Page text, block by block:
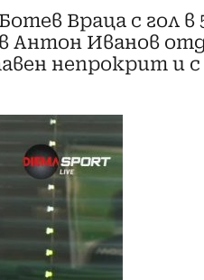
Враца с гол
Антон Иванов
непрокрит и с